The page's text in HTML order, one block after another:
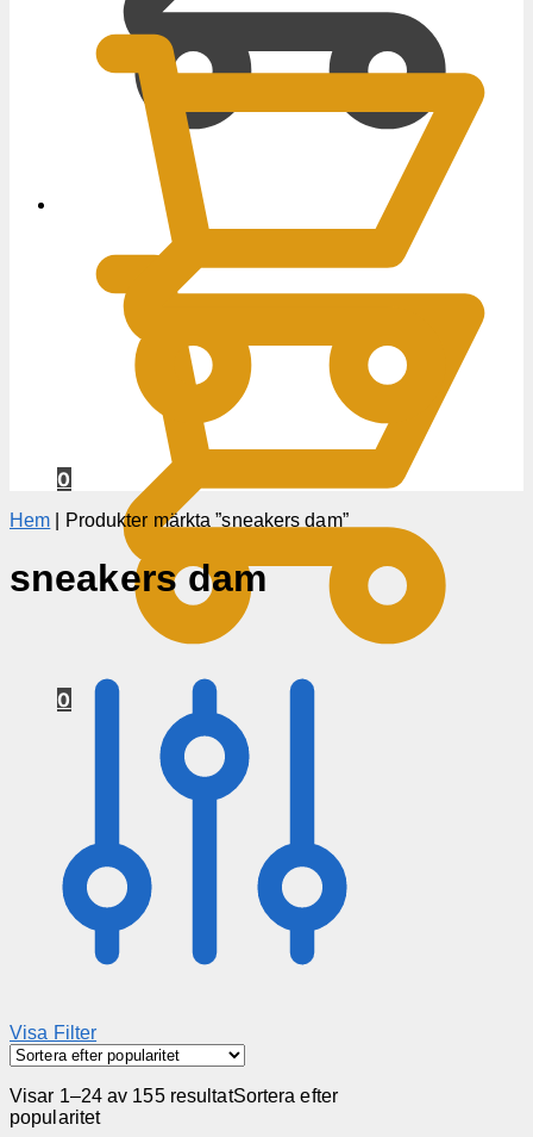
0
0
Hem Produkter märkta ”sneakers dam”
sneakers dam
Visa Filter
Visar 1–24 av 155 resultatSortera efter
popularitet